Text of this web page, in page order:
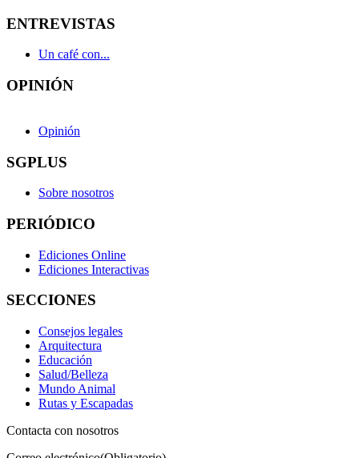
ENTREVISTAS
Un café con...
OPINIÓN
Opinión
SGPLUS
Sobre nosotros
PERIÓDICO
Ediciones Online
Ediciones Interactivas
SECCIONES
Consejos legales
Arquitectura
Educación
Salud/Belleza
Mundo Animal
Rutas y Escapadas
Contacta con nosotros